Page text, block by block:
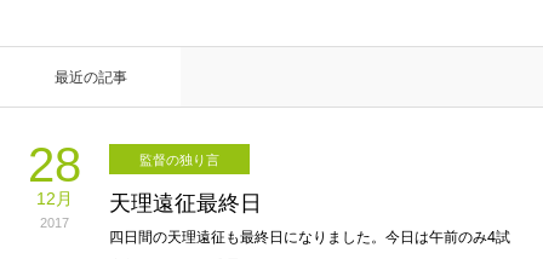
最近の記事
28
12月
2017
監督の独り言
天理遠征最終日
四日間の天理遠征も最終日になりました。今日は午前のみ4試
大会記録
写真集